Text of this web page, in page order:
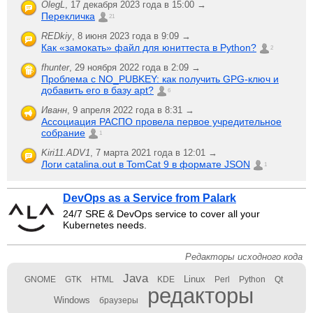
OlegL, 17 декабря 2023 года в 15:00 →
Перекличка 21
REDkiy, 8 июня 2023 года в 9:09 →
Как «замокать» файл для юниттеста в Python? 2
fhunter, 29 ноября 2022 года в 2:09 →
Проблема с NO_PUBKEY: как получить GPG-ключ и
добавить его в базу apt?
6
Иванн, 9 апреля 2022 года в 8:31 →
Ассоциация РАСПО провела первое учредительное
собрание
1
Kiri11.ADV1, 7 марта 2021 года в 12:01 →
Логи catalina.out в TomCat 9 в формате JSON 1
DevOps as a Service from Palark
24/7 SRE & DevOps service to cover all your
Kubernetes needs.
Редакторы исходного кода
GNOME GTK HTML Java KDE Linux Perl Python Qt
Windows браузеры редакторы